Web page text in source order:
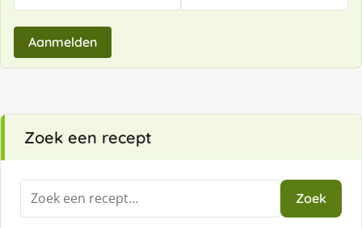
Aanmelden
Zoek een recept
Zoeken
naar:
Zoek